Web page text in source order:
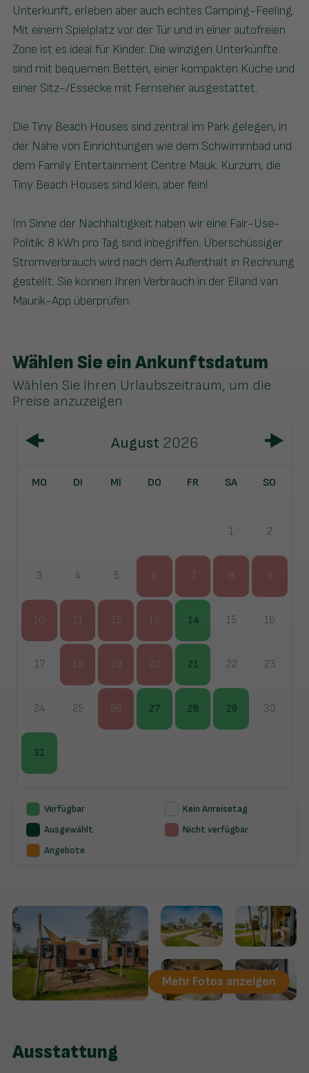
Unterkunft, erleben aber auch echtes Camping-Feeling.
Mit einem Spielplatz vor der Tür und in einer autofreien
Zone ist es ideal für Kinder. Die winzigen Unterkünfte
sind mit bequemen Betten, einer kompakten Küche und
einer Sitz-/Essecke mit Fernseher ausgestattet.
Die Tiny Beach Houses sind zentral im Park gelegen, in
der Nähe von Einrichtungen wie dem Schwimmbad und
dem Family Entertainment Centre Mauk. Kurzum, die
Tiny Beach Houses sind klein, aber fein!
Im Sinne der Nachhaltigkeit haben wir eine Fair-Use-
Politik: 8 kWh pro Tag sind inbegriffen. Überschüssiger
Stromverbrauch wird nach dem Aufenthalt in Rechnung
gestellt. Sie können Ihren Verbrauch in der Eiland van
Maurik-App überprüfen.
Wählen Sie ein Ankunftsdatum
Wählen Sie Ihren Urlaubszeitraum, um die
Preise anzuzeigen
August 2026
MO DI MI DO FR SA SO
1 2
3 4 5 6 7 8 9
10 11 12 13 14 15 16
17 18 19 20 21 22 23
24 25 26 27 28 29 30
31
Verfügbar
Kein Anreisetag
Ausgewählt
Nicht verfügbar
Angebote
Mehr Fotos anzeigen
Ausstattung